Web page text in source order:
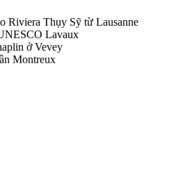
Riviera Thụy Sỹ từ Lausanne
Lavaux
ở Vevey
Montreux